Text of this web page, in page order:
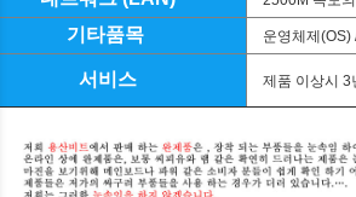
기타품목 운영체제(OS)
서비스 제품 이상시 3